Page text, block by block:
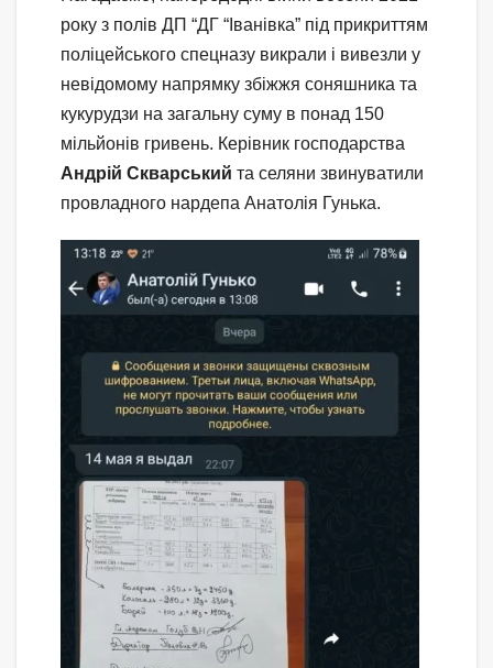
року з полів ДП “ДГ “Іванівка” під прикриттям
поліцейського спецназу викрали і вивезли у
невідомому напрямку збіжжя соняшника та
кукурудзи на загальну суму в понад 150
мільйонів гривень. Керівник господарства
Андрій Скварський та селяни звинуватили
провладного нардепа Анатолія Гунька.